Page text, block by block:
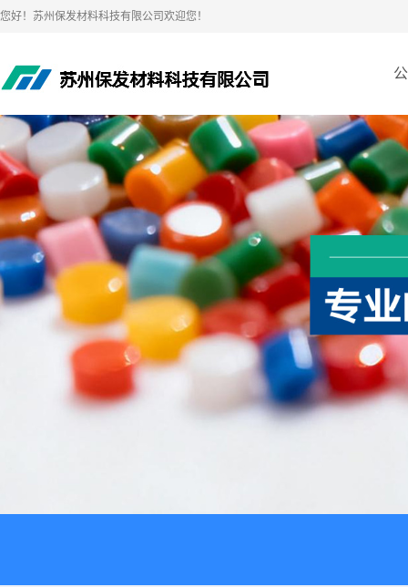
您好！苏州保发材料科技有限公司欢迎您！